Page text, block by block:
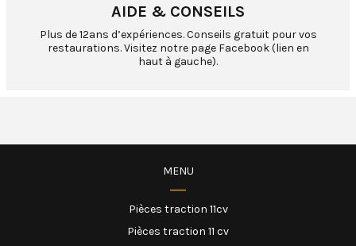
AIDE & CONSEILS
Plus de 12ans d’expériences. Conseils gratuit pour vos
restaurations. Visitez notre page Facebook (lien en
haut à gauche).
MENU
Pièces traction 11cv
Pièces traction 11 cv